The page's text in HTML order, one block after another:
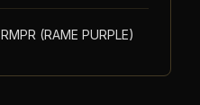
RMPR (RAME PURPLE)